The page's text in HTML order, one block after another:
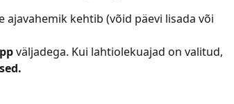
ajavahemik kehtib (võid päevi lisada või
väljadega. Kui lahtiolekuajad on valitud,